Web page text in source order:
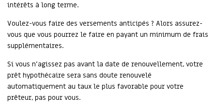
intérêts à long terme.
Voulez-vous faire des versements anticipés ? Alors assurez-
vous que vous pourrez le faire en payant un minimum de frais
supplémentaires.
Si vous n’agissez pas avant la date de renouvellement, votre
prêt hypothécaire sera sans doute renouvelé
automatiquement au taux le plus favorable pour votre
prêteur, pas pour vous.